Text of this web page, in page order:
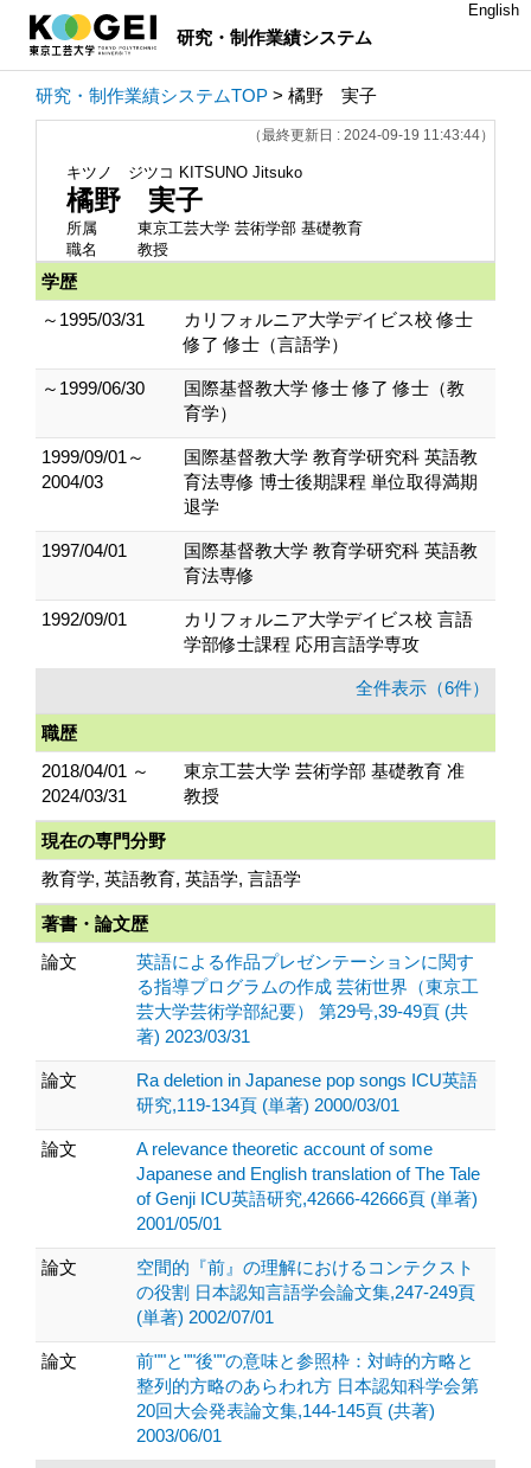
研究・制作業績システム
English
研究・制作業績システムTOP > 橘野 実子
（最終更新日 : 2024-09-19 11:43:44）
キツノ ジツコ KITSUNO Jitsuko
橘野 実子
所属
東京工芸大学 芸術学部 基礎教育
職名
教授
学歴
～1995/03/31
カリフォルニア大学デイビス校 修士
修了 修士（言語学）
～1999/06/30
国際基督教大学 修士 修了 修士（教
育学）
1999/09/01～
2004/03
国際基督教大学 教育学研究科 英語教
育法専修 博士後期課程 単位取得満期
退学
1997/04/01
国際基督教大学 教育学研究科 英語教
育法専修
1992/09/01
カリフォルニア大学デイビス校 言語
学部修士課程 応用言語学専攻
全件表示（6件）
職歴
2018/04/01 ～
2024/03/31
東京工芸大学 芸術学部 基礎教育 准
教授
現在の専門分野
教育学, 英語教育, 英語学, 言語学
著書・論文歴
論文
英語による作品プレゼンテーションに関す
る指導プログラムの作成 芸術世界（東京工
芸大学芸術学部紀要） 第29号,39-49頁 (共
著) 2023/03/31
論文
Ra deletion in Japanese pop songs ICU英語
研究,119-134頁 (単著) 2000/03/01
論文
A relevance theoretic account of some
Japanese and English translation of The Tale
of Genji ICU英語研究,42666-42666頁 (単著)
2001/05/01
論文
空間的『前』の理解におけるコンテクスト
の役割 日本認知言語学会論文集,247-249頁
(単著) 2002/07/01
論文
前""と""後""の意味と参照枠：対峙的方略と
整列的方略のあらわれ方 日本認知科学会第
20回大会発表論文集,144-145頁 (共著)
2003/06/01